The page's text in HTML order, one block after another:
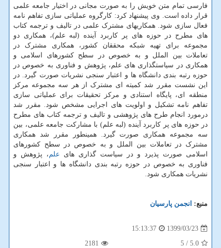
فارسی تمام متن خویش را به صورت مجانی در اختیار جامعه علمی
قرار داده است. وی پیشنهاد کرد: کارگروه عملیاتی سازی تفاهم نامه
فعال سازی شود. همکاریهای مشترک علمی در تالیف و ترجمه کتاب
های مطرح در حوزه های پر کاربرد آینده (لبه علم)، همکاری دو
مجموعه برای تهیه شبکه محققان کشور، همکاری مشترک در
تعاملات بین الملل و به خصوص در سطح کشورهای اسلامی و
همکاری در سیاستگذاری های علم، پژوهش و فناوری به خصوص در
حوزه رتبه بندی دانشگاه ها و اعتبار سنجی نشریات صورت گیرد. در
این نشست مقرر شد کمیته ای مشترک از هر سه مجموعه مرکز
منطقه ای، پایگاه استنادی و مرکز تحقیقات برای عملیاتی سازی
تفاهم نامه تشکیل و اولویت های اجرایی مشخص شود. مقرر شد
درمورد انجام طرح های پژوهشی و تالیف و ترجمه کتاب های مطرح
در حوزه های پر کاربرد آینده (لبه علم) با مشارکت جامعه علمی، بین
سه مجموعه همکاری صورت گیرد. همینطور مقرر شد همکاری
مشترک در تعاملات بین الملل و به خصوص در سطح کشورهای
اسلامی صورت پذیرد و در سیاست گذاری های علم ، پژوهش و
فناوری به خصوص در حوزه رتبه بندی دانشگاه ها و اعتبار سنجی
نشریات همکاری شود.
منبع: انجمن پارسیان
1399/03/23
15:13:37
5.0
/ 5
2181